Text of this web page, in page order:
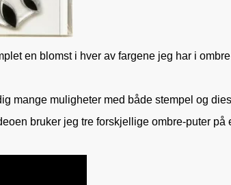
en blomst i hver av fargene jeg har i ombre
mange muligheter med både stempel og
bruker jeg tre forskjellige ombre-puter på